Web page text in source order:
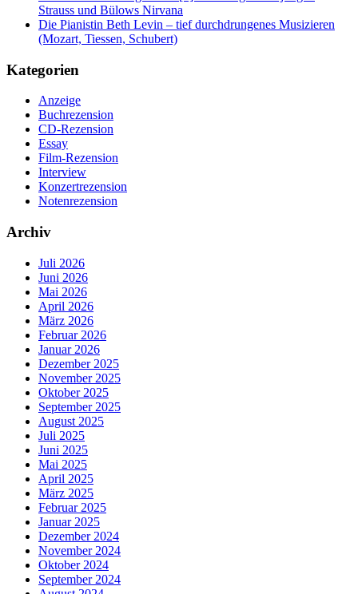
Strauss und Bülows Nirvana
Die Pianistin Beth Levin – tief durchdrungenes Musizieren
(Mozart, Tiessen, Schubert)
Kategorien
Anzeige
Buchrezension
CD-Rezension
Essay
Film-Rezension
Interview
Konzertrezension
Notenrezension
Archiv
Juli 2026
Juni 2026
Mai 2026
April 2026
März 2026
Februar 2026
Januar 2026
Dezember 2025
November 2025
Oktober 2025
September 2025
August 2025
Juli 2025
Juni 2025
Mai 2025
April 2025
März 2025
Februar 2025
Januar 2025
Dezember 2024
November 2024
Oktober 2024
September 2024